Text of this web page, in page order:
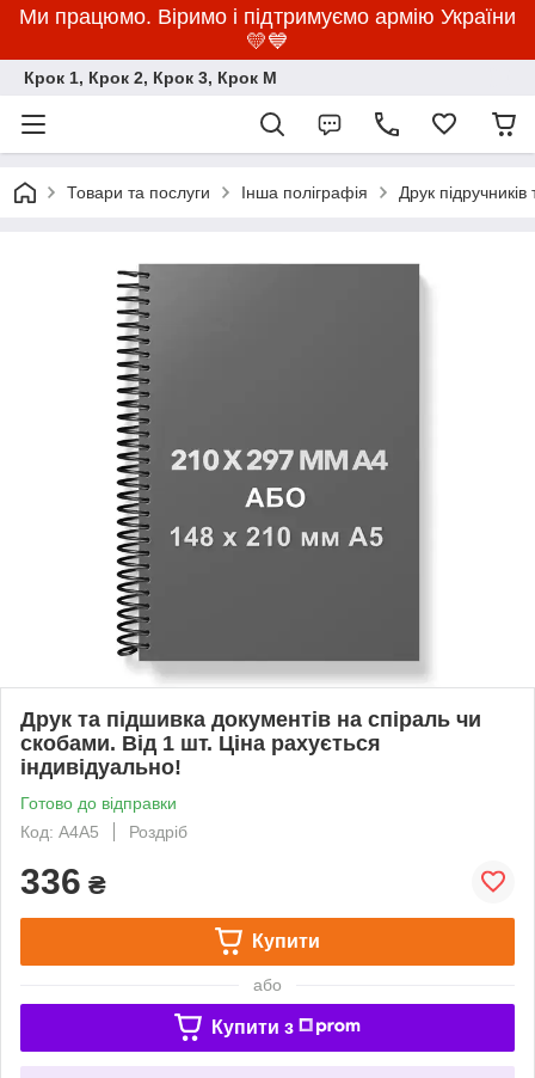
Ми працюмо. Віримо і підтримуємо армію України
💛💙
Крок 1, Крок 2, Крок 3, Крок M
Товари та послуги Інша поліграфія Друк
Друк та підшивка документів на спіраль чи
скобами. Від 1 шт. Ціна рахується
індивідуально!
Готово до відправки
Код: А4А5
Роздріб
336 ₴
Купити
або
Купити з